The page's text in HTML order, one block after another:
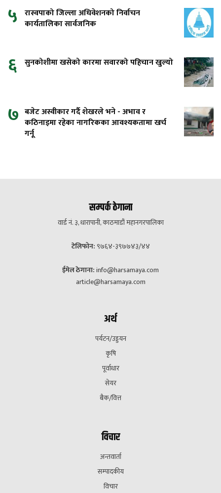
५ रास्वपाको जिल्ला अधिवेशनको निर्वाचन
कार्यतालिका सार्वजनिक
६ सुनकोशीमा खसेको कारमा सवारको पहिचान खुल्यो
७ बजेट अस्वीकार गर्दै शेखरले भने - अभाव र
कठिनाइमा रहेका नागरिकका आवश्यकतामा खर्च
गर्नू
सम्पर्क ठेगाना
वार्ड नं. ३, धारापानी, काठमाडौं महानगरपालिका
टेलिफोन: ९७६४-३९७७४३/४४
ईमेल ठेगाना:info@harsamaya.com
article@harsamaya.com
अर्थ
पर्यटन/उड्डयन
कृषि
पूर्वाधार
सेयर
बैक/वित्त
विचार
अन्तवार्ता
सम्पादकीय
विचार